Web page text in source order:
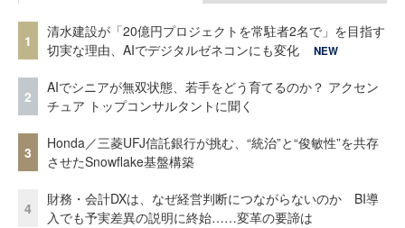
1
清水建設が「20億円プロジェクトを常駐者2名で」を目指す
切実な理由、AIでデジタルゼネコンにも変化
NEW
2
AIでシニアが無双状態、若手をどう育てるのか？ アクセン
チュア トップコンサルタントに聞く
3
Honda／三菱UFJ信託銀行が挑む、“統治”と“俊敏性”を共存
させたSnowflake基盤構築
4
財務・会計DXは、なぜ経営判断につながらないのか BI導
入でも予実差異の説明に終始……変革の要諦は